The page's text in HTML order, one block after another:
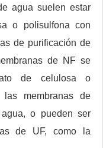
agua suelen estar
o polisulfona con
de purificación de
de NF se
de celulosa o
las membranas de
o pueden ser
de UF, como la